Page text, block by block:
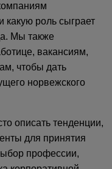
какую роль сыграет
Мы также
вакансиям,
чтобы дать
норвежского
описать тенденции,
для принятия
профессии,